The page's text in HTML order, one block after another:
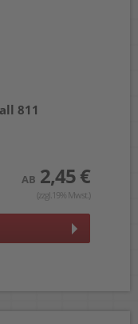
811
AB 2,45 €
(zzgl.19% Mwst.)